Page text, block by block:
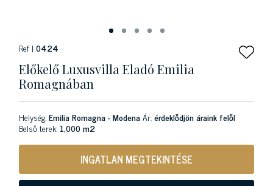
Ref | 0424
Előkelő Luxusvilla Eladó Emilia
Romagnában
Helység:Emilia Romagna - ModenaÁr:érdeklődjön áraink felől
Belső terek: 1,000 m2
INGATLAN MEGTEKINTÉSE